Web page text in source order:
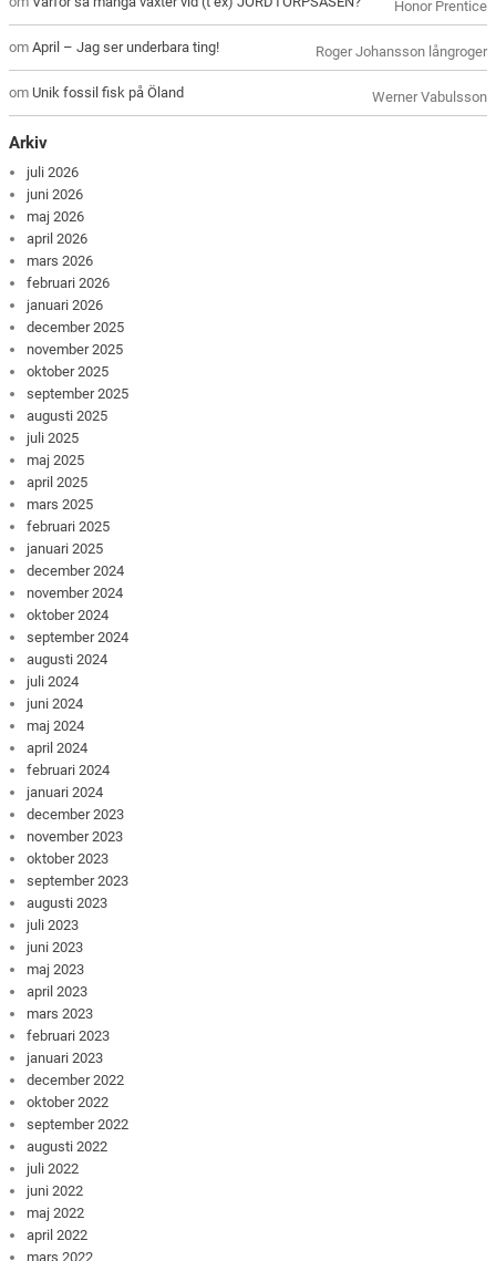
Honor Prentice
Roger Johansson långroger
omApril – Jag ser underbara ting!
Werner Vabulsson
om Unik fossil fisk på Öland
Arkiv
juli 2026
juni 2026
maj 2026
april 2026
mars 2026
februari 2026
januari 2026
december 2025
november 2025
oktober 2025
september 2025
augusti 2025
juli 2025
maj 2025
april 2025
mars 2025
februari 2025
januari 2025
december 2024
november 2024
oktober 2024
september 2024
augusti 2024
juli 2024
juni 2024
maj 2024
april 2024
februari 2024
januari 2024
december 2023
november 2023
oktober 2023
september 2023
augusti 2023
juli 2023
juni 2023
maj 2023
april 2023
mars 2023
februari 2023
januari 2023
december 2022
oktober 2022
september 2022
augusti 2022
juli 2022
juni 2022
maj 2022
april 2022
mars 2022